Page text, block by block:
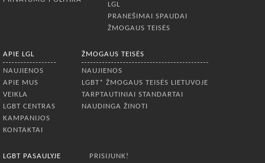
LGL
PRANEŠIMAI SPAUDAI
ŽMOGAUS TEISĖS
APIE LGL
NAUJIENOS
APIE MUS
VEIKLA
LGBT CENTRAS
KAMPANIJOS
KONTAKTAI
ŽMOGAUS TEISĖS
NAUJIENOS
LGBT* ŽMOGAUS TEISĖS LIETUVOJE
TARPTAUTINIAI STANDARTAI
NAUDINGA ŽINOTI
LGBT PASAULYJE
PRISIJUNK!